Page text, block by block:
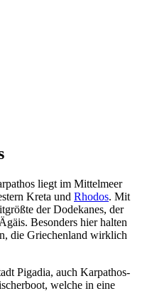
liegt im Mittelmeer
Kreta und Rhodos. Mit
der Dodekanes, der
Besonders hier halten
die Griechenland wirklich
Pigadia, auch Karpathos-
welche in eine